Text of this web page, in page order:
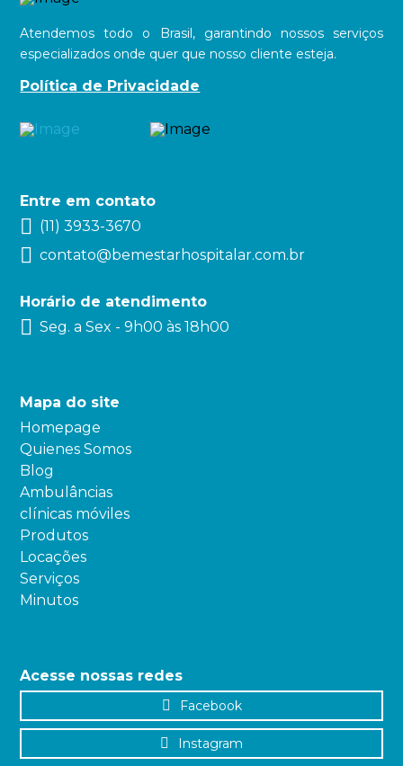
Atendemos todo o Brasil, garantindo nossos serviços
especializados onde quer que nosso cliente esteja.
Política de Privacidade
Entre em contato
(11) 3933-3670
contato@bemestarhospitalar.com.br
Horário de atendimento
Seg. a Sex - 9h00 às 18h00
Mapa do site
Homepage
Quienes Somos
Blog
Ambulâncias
clínicas móviles
Produtos
Locações
Serviços
Minutos
Acesse nossas redes
Facebook
Instagram